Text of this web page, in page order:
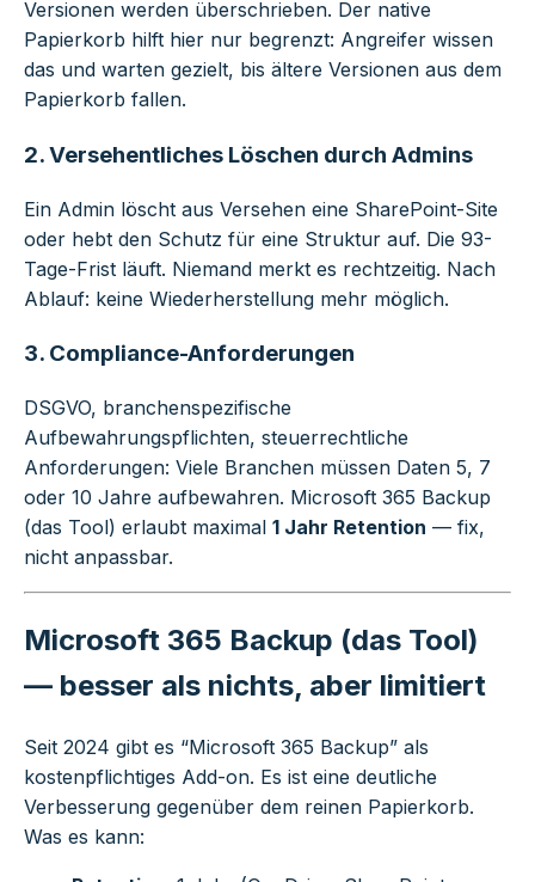
Versionen werden überschrieben. Der native
Papierkorb hilft hier nur begrenzt: Angreifer wissen
das und warten gezielt, bis ältere Versionen aus dem
Papierkorb fallen.
2. Versehentliches Löschen durch Admins
Ein Admin löscht aus Versehen eine SharePoint-Site
oder hebt den Schutz für eine Struktur auf. Die 93-
Tage-Frist läuft. Niemand merkt es rechtzeitig. Nach
Ablauf: keine Wiederherstellung mehr möglich.
3. Compliance-Anforderungen
DSGVO, branchenspezifische
Aufbewahrungspflichten, steuerrechtliche
Anforderungen: Viele Branchen müssen Daten 5, 7
oder 10 Jahre aufbewahren. Microsoft 365 Backup
(das Tool) erlaubt maximal 1 Jahr Retention — fix,
nicht anpassbar.
Microsoft 365 Backup (das Tool)
— besser als nichts, aber limitiert
Seit 2024 gibt es “Microsoft 365 Backup” als
kostenpflichtiges Add-on. Es ist eine deutliche
Verbesserung gegenüber dem reinen Papierkorb.
Was es kann: